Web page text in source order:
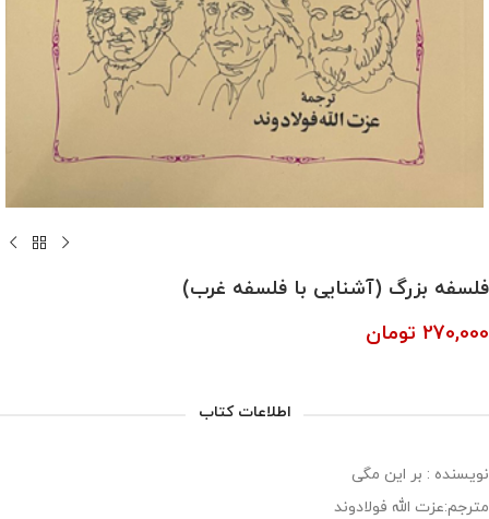
فلسفه بزرگ (آشنایی با فلسفه غرب)
270,000 تومان
اطلاعات کتاب
نویسنده : بر این مگی
مترجم:عزت الله فولادوند